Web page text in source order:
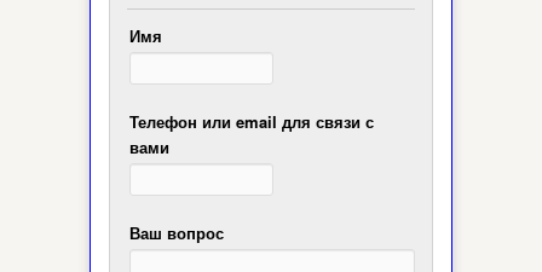
Имя
Телефон или email для связи с
вами
Ваш вопрос